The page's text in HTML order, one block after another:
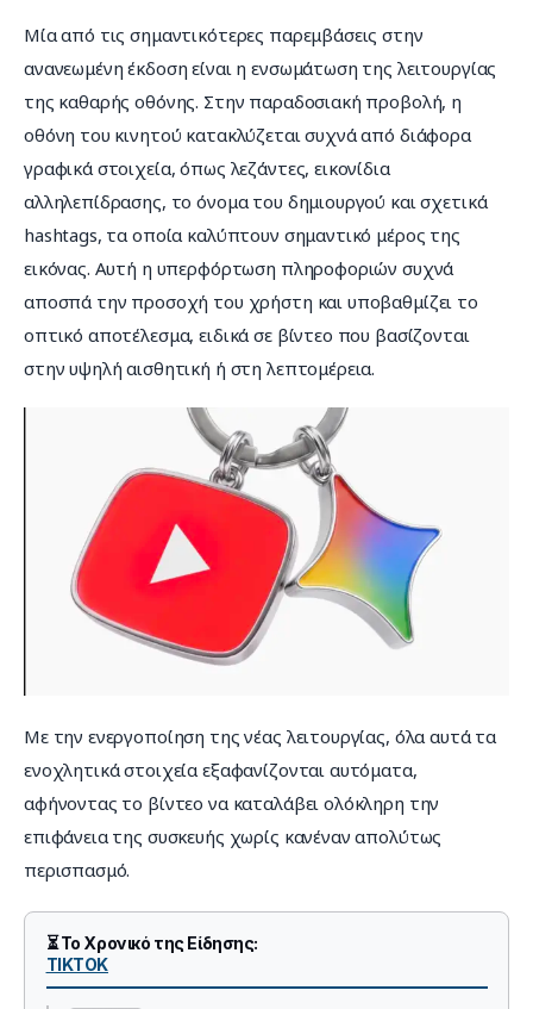
Μία από τις σημαντικότερες παρεμβάσεις στην
ανανεωμένη έκδοση είναι η ενσωμάτωση της λειτουργίας
της καθαρής οθόνης. Στην παραδοσιακή προβολή, η
οθόνη του κινητού κατακλύζεται συχνά από διάφορα
γραφικά στοιχεία, όπως λεζάντες, εικονίδια
αλληλεπίδρασης, το όνομα του δημιουργού και σχετικά
hashtags, τα οποία καλύπτουν σημαντικό μέρος της
εικόνας. Αυτή η υπερφόρτωση πληροφοριών συχνά
αποσπά την προσοχή του χρήστη και υποβαθμίζει το
οπτικό αποτέλεσμα, ειδικά σε βίντεο που βασίζονται
στην υψηλή αισθητική ή στη λεπτομέρεια.
Με την ενεργοποίηση της νέας λειτουργίας, όλα αυτά τα
ενοχλητικά στοιχεία εξαφανίζονται αυτόματα,
αφήνοντας το βίντεο να καταλάβει ολόκληρη την
επιφάνεια της συσκευής χωρίς κανέναν απολύτως
περισπασμό.
⏳ Το Χρονικό της Είδησης:
TIKTOK